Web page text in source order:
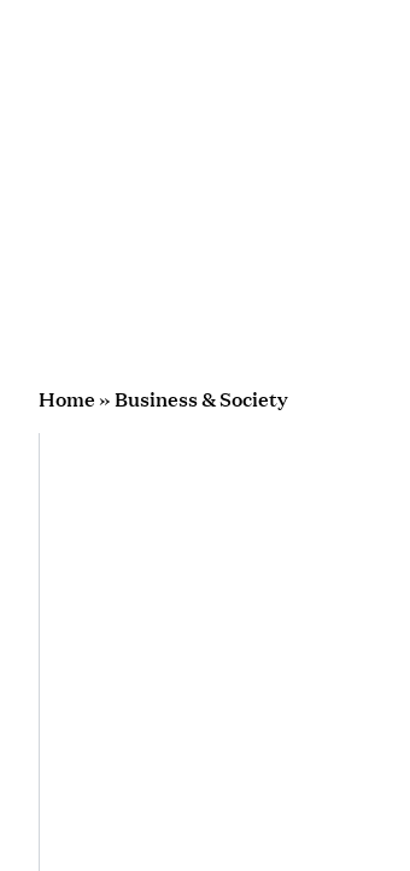
Home»Business & Society